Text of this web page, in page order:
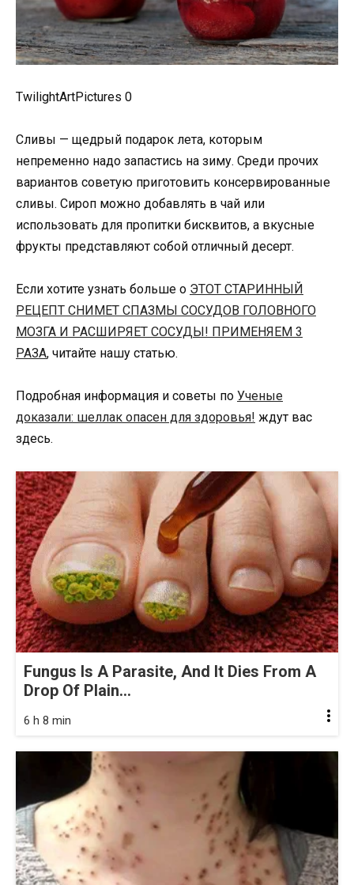
TwilightArtPictures 0
Сливы — щедрый подарок лета, которым
непременно надо запастись на зиму. Среди прочих
вариантов советую приготовить консервированные
сливы. Сироп можно добавлять в чай или
использовать для пропитки бисквитов, а вкусные
фрукты представляют собой отличный десерт.
Если хотите узнать больше о ЭТОТ СТАРИННЫЙ
РЕЦЕПТ СНИМЕТ СПАЗМЫ СОСУДОВ ГОЛОВНОГО
МОЗГА И РАСШИРЯЕТ СОСУДЫ! ПРИМЕНЯЕМ 3
РАЗА, читайте нашу статью.
Подробная информация и советы по Ученые
доказали: шеллак опасен для здоровья! ждут вас
здесь.
Fungus Is A Parasite, And It Dies From A
Drop Of Plain...
6 h 8 min